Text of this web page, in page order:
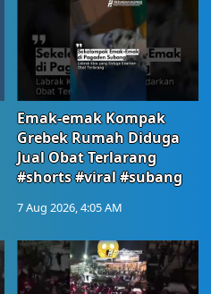
Emak-emak Kompak
Grebek Rumah Diduga
Jual Obat Terlarang
#shorts #viral #subang
7 Aug 2026, 4:05 AM